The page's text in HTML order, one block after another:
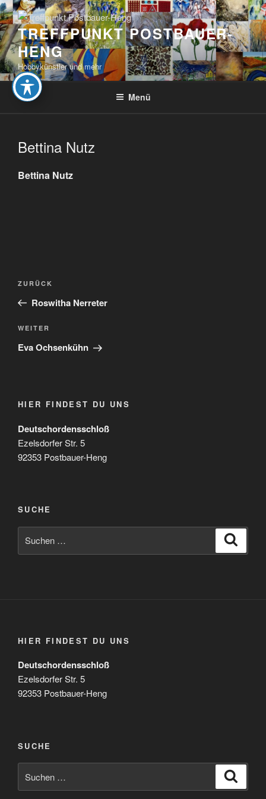
Zum
Inhalt
springenTREFFPUNKT POSTBAUER-
HENG
Hobbykünstler und mehr
Menü
Bettina Nutz
Bettina Nutz
Beitragsnavigation
Vorheriger
Beitrag
ZURÜCK
Roswitha Nerreter
Nächster
Beitrag
WEITER
Eva Ochsenkühn
HIER FINDEST DU UNS
Deutschordensschloß
Ezelsdorfer Str. 5
92353 Postbauer-Heng
SUCHE
nach:
HIER FINDEST DU UNS
Deutschordensschloß
Ezelsdorfer Str. 5
92353 Postbauer-Heng
SUCHE
nach: